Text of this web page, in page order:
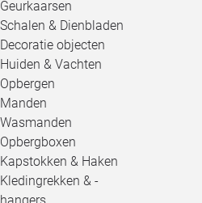
Geurkaarsen
Schalen & Dienbladen
Decoratie objecten
Huiden & Vachten
Opbergen
Manden
Wasmanden
Opbergboxen
Kapstokken & Haken
Kledingrekken & -